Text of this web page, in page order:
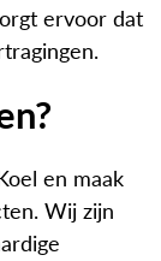
ervoor dat
en maak
Wij zijn